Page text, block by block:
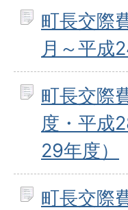
町長交際
月～平成
町長交際
度・平成
29年度）
町長交際